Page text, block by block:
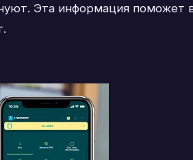
Эта информация поможет